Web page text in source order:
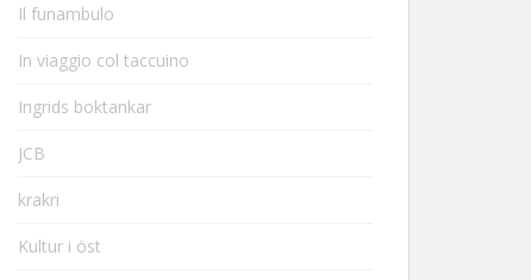
Il funambulo
In viaggio col taccuino
Ingrids boktankar
JCB
krakri
Kultur i öst